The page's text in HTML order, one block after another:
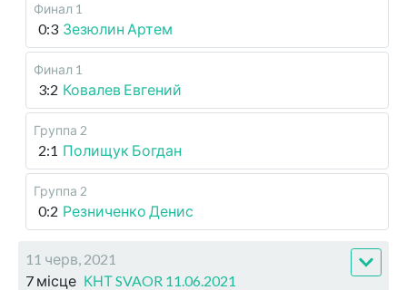
Финал 1
0:3 Зезюлин Артем
Финал 1
3:2 Ковалев Евгений
Группа 2
2:1 Полищук Богдан
Группа 2
0:2 Резниченко Денис
11 черв, 2021
7 місце КНТ SVAOR 11.06.2021